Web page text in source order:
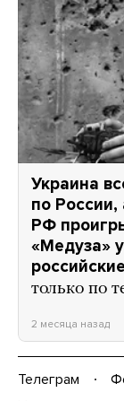
Украина
по России,
РФ
«Медуза»
только по
2 месяца назад
Телеграм